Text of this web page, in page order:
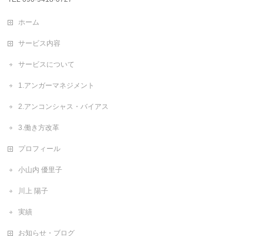
ホーム
サービス内容
サービスについて
1.アンガーマネジメント
2.アンコンシャス・バイアス
3.働き方改革
プロフィール
小山内 優里子
川上 陽子
実績
お知らせ・ブログ